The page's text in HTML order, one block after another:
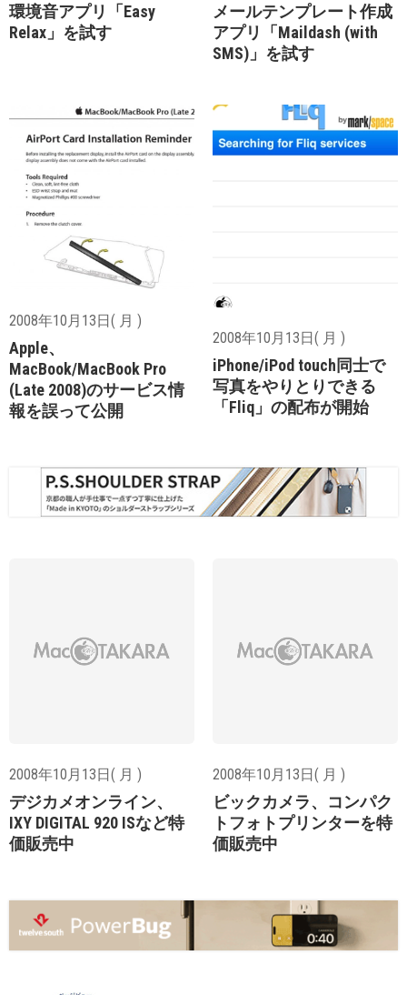
環境音アプリ「Easy
Relax」を試す
メールテンプレート作成
アプリ「Maildash (with
SMS)」を試す
2008年10月13日( 月 )
Apple、
MacBook/MacBook Pro
(Late 2008)のサービス情
報を誤って公開
2008年10月13日( 月 )
iPhone/iPod touch同士で
写真をやりとりできる
「Fliq」の配布が開始
2008年10月13日( 月 )
デジカメオンライン、
IXY DIGITAL 920 ISなど特
価販売中
2008年10月13日( 月 )
ビックカメラ、コンパク
トフォトプリンターを特
価販売中